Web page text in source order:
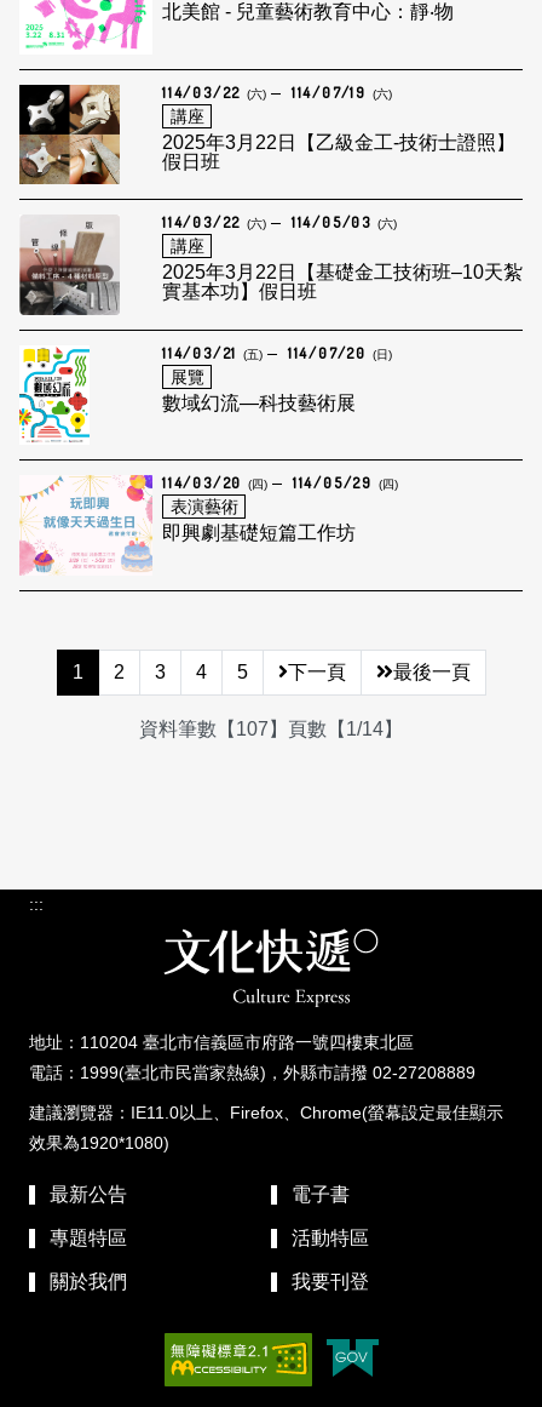
北美館 - 兒童藝術教育中心：靜‧物
114/03/22 (六) 114/07/19 (六)
講座
2025年3月22日【乙級金工-技術士證照】
假日班
114/03/22 (六) 114/05/03 (六)
講座
2025年3月22日【基礎金工技術班–10天紮
實基本功】假日班
114/03/21 (五) 114/07/20 (日)
展覽
數域幻流—科技藝術展
114/03/20 (四) 114/05/29 (四)
表演藝術
即興劇基礎短篇工作坊
1 2 3 4 5 下一頁 最後一頁
資料筆數【107】頁數【1/14】
:::
地址：110204 臺北市信義區市府路一號四樓東北區
電話：1999(臺北市民當家熱線)，外縣市請撥 02-27208889
建議瀏覽器：IE11.0以上、Firefox、Chrome(螢幕設定最佳顯示
效果為1920*1080)
最新公告 電子書
專題特區 活動特區
關於我們 我要刊登